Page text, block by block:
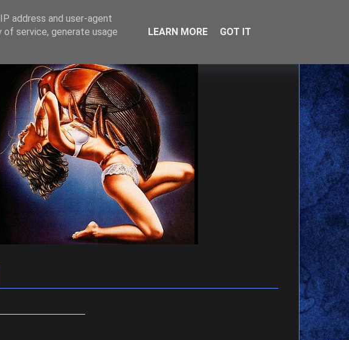
address and user-agent
service, generate usage
LEARN MORE GOT IT